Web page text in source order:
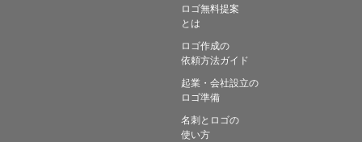
ロゴ無料提案
とは
ロゴ作成の
依頼方法ガイド
起業・会社設立の
ロゴ準備
名刺とロゴの
使い方